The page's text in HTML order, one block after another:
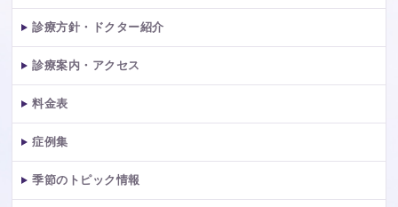
診療方針・ドクター紹介
診療案内・アクセス
料金表
症例集
季節のトピック情報